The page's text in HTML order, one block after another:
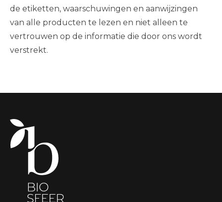
de etiketten, waarschuwingen en aanwijzingen
van alle producten te lezen en niet alleen te
vertrouwen op de informatie die door ons wordt
verstrekt.